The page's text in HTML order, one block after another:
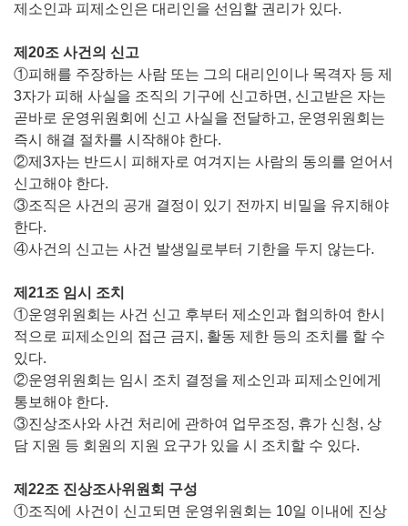
제소인과 피제소인은 대리인을 선임할 권리가 있다.
제20조 사건의 신고
①피해를 주장하는 사람 또는 그의 대리인이나 목격자 등 제
3자가 피해 사실을 조직의 기구에 신고하면, 신고받은 자는
곧바로 운영위원회에 신고 사실을 전달하고, 운영위원회는
즉시 해결 절차를 시작해야 한다.
②제3자는 반드시 피해자로 여겨지는 사람의 동의를 얻어서
신고해야 한다.
③조직은 사건의 공개 결정이 있기 전까지 비밀을 유지해야
한다.
④사건의 신고는 사건 발생일로부터 기한을 두지 않는다.
제21조 임시 조치
①운영위원회는 사건 신고 후부터 제소인과 협의하여 한시
적으로 피제소인의 접근 금지, 활동 제한 등의 조치를 할 수
있다.
②운영위원회는 임시 조치 결정을 제소인과 피제소인에게
통보해야 한다.
③진상조사와 사건 처리에 관하여 업무조정, 휴가 신청, 상
담 지원 등 회원의 지원 요구가 있을 시 조치할 수 있다.
제22조 진상조사위원회 구성
①조직에 사건이 신고되면 운영위원회는 10일 이내에 진상